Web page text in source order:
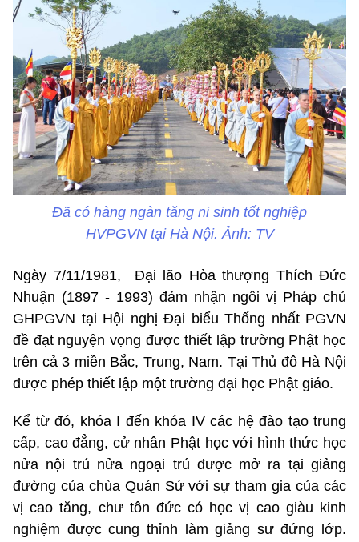
Đã có hàng ngàn tăng ni sinh tốt nghiệp
HVPGVN tại Hà Nội. Ảnh: TV
Ngày 7/11/1981, Đại lão Hòa thượng Thích Đức
Nhuận (1897 - 1993) đảm nhận ngôi vị Pháp chủ
GHPGVN tại Hội nghị Đại biểu Thống nhất PGVN
đề đạt nguyện vọng được thiết lập trường Phật học
trên cả 3 miền Bắc, Trung, Nam. Tại Thủ đô Hà Nội
được phép thiết lập một trường đại học Phật giáo.
Kể từ đó, khóa I đến khóa IV các hệ đào tạo trung
cấp, cao đẳng, cử nhân Phật học với hình thức học
nửa nội trú nửa ngoại trú được mở ra tại giảng
đường của chùa Quán Sứ với sự tham gia của các
vị cao tăng, chư tôn đức có học vị cao giàu kinh
nghiệm được cung thỉnh làm giảng sư đứng lớp.